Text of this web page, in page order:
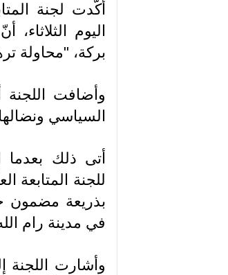
اليوم
بركة، "محاولة
وأضافت
السياسي
أتى ذلك بعدما
للجنة المتابعة
في مدينة رام
وأشارت اللجنة